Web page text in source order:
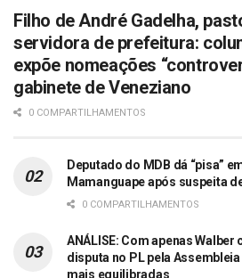
Filho de André Gadelha,
servidora de prefeitura:
expõe nomeações
gabinete de Veneziano
0 COMPARTILHAMENTOS
Deputado do MDB dá “pisa”
Mamanguape após suspeita
0 COMPARTILHAMENTOS
ANÁLISE: Com apenas
disputa no PL pela
mais equilibradas